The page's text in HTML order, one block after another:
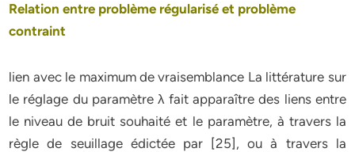
Relation entre problème régularisé et problème
contraint
lien avec le maximum de vraisemblance La littérature sur
le réglage du paramètre λ fait apparaître des liens entre
le niveau de bruit souhaité et le paramètre, à travers la
règle de seuillage édictée par [25], ou à travers la